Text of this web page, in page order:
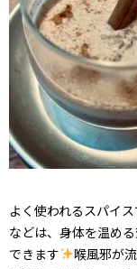
よく使われるスパイ
などは、身体を温め
できます
喉風邪が